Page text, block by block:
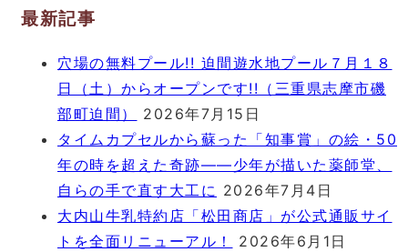
最新記事
穴場の無料プール!! 迫間遊水地プール７月１８
日（土）からオープンです!!（三重県志摩市磯
部町迫間）
2026年7月15日
タイムカプセルから蘇った「知事賞」の絵・50
年の時を超えた奇跡――少年が描いた薬師堂、
自らの手で直す大工に 2026年7月4日
大内山牛乳特約店「松田商店」が公式通販サイ
トを全面リニューアル！
2026年6月1日